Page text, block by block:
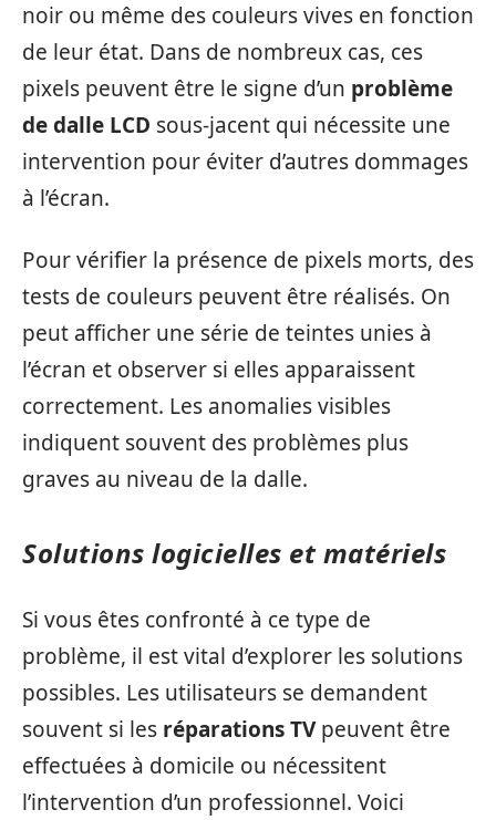
noir ou même des couleurs vives en fonction
de leur état. Dans de nombreux cas, ces
pixels peuvent être le signe d’un problème
de dalle LCD sous-jacent qui nécessite une
intervention pour éviter d’autres dommages
à l’écran.
Pour vérifier la présence de pixels morts, des
tests de couleurs peuvent être réalisés. On
peut afficher une série de teintes unies à
l’écran et observer si elles apparaissent
correctement. Les anomalies visibles
indiquent souvent des problèmes plus
graves au niveau de la dalle.
Solutions logicielles et matériels
Si vous êtes confronté à ce type de
problème, il est vital d’explorer les solutions
possibles. Les utilisateurs se demandent
souvent si les réparations TVpeuvent être
effectuées à domicile ou nécessitent
l’intervention d’un professionnel. Voici